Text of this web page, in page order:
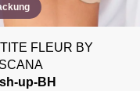
FLEUR BY
up-BH